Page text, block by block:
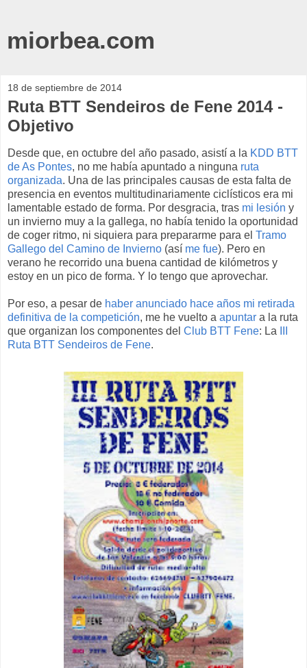
miorbea.com
18 de septiembre de 2014
Ruta BTT Sendeiros de Fene 2014 -
Objetivo
Desde que, en octubre del año pasado, asistí a la KDD BTT
de As Pontes, no me había apuntado a ninguna ruta
organizada. Una de las principales causas de esta falta de
presencia en eventos multitudinariamente ciclísticos era mi
lamentable estado de forma. Por desgracia, tras mi lesión y
un invierno muy a la gallega, no había tenido la oportunidad
de coger ritmo, ni siquiera para prepararme para el Tramo
Gallego del Camino de Invierno (así me fue). Pero en
verano he recorrido una buena cantidad de kilómetros y
estoy en un pico de forma. Y lo tengo que aprovechar.
Por eso, a pesar de haber anunciado hace años mi retirada
definitiva de la competición, me he vuelto a apuntar a la ruta
que organizan los componentes del Club BTT Fene: La
Ruta BTT Sendeiros de Fene.